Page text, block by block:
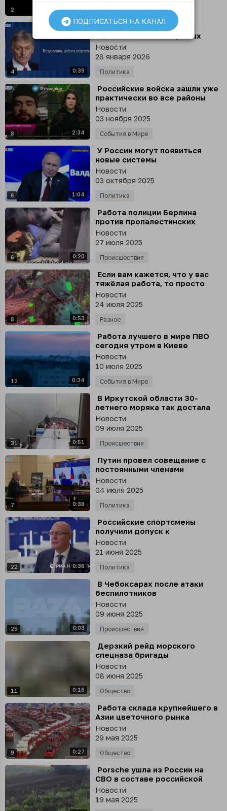
2 Происшествия
4 0:39
⁣ В Кремле позитивно
оценивают начало прямых
контактов в Абу-Даби, работа
в экспертных группах будет
продолжаться, - Песков
Новости
28 января 2026
Политика
8 2:34
⁣ Российские войска зашли уже
практически во все районы
Покровска, - военный 68-й
бригады ВСУ
Новости
03 ноября 2025
События в Мире
6 1:04
⁣ У России могут появиться
новые системы
гиперзвукового оружия,
работа идет, - Путин
Новости
03 октября 2025
Политика
6 0:20
⁣ Работа полиции Берлина
против пропалестинских
протестующих попала на
видео
Новости
27 июля 2025
Происшествия
8 0:53
⁣ Если вам кажется, что у вас
тяжёлая работа, то просто
посмотрите на тех, кто
убирает огромные гнёзда
Новости
24 июля 2025
Разное
12 0:34
⁣ Работа лучшего в мире ПВО
сегодня утром в Киеве
Новости
10 июля 2025
События в Мире
31 0:51
⁣ В Иркутской области 30-
летнего моряка так достала
работа, что он выпрыгнул с
судна за борт в реку
Новости
09 июля 2025
Происшествия
7 0:38
⁣ Путин провел совещание с
постоянными членами
Совбеза, тема – работа по
борьбе с незаконным
Новости
04 июля 2025
Политика
22 0:36
⁣ Российские спортсмены
получили допуск к
международным
соревнованиям по 31 виду
работа
Новости
21 июня 2025
Политика
25 0:03
⁣ В Чебоксарах после атаки
беспилотников
приостановлена работа
Всероссийского научно-
института релестроения
Новости
09 июня 2025
Происшествия
11 0:16
⁣ Дерзкий рейд морского
спецназа бригады
«Эспаньола»
Новости
08 июня 2025
Общество
9 0:27
⁣ Работа склада крупнейшего в
Азии цветочного рынка
Куньмин в Китае, который
местные даже называют
Новости
29 мая 2025
Общество
⁣ Porsche ушла из России на
СВО в составе российской
штурмовой бригады
Новости
19 мая 2025
ПОДПИСАТЬСЯ НА КАНАЛ